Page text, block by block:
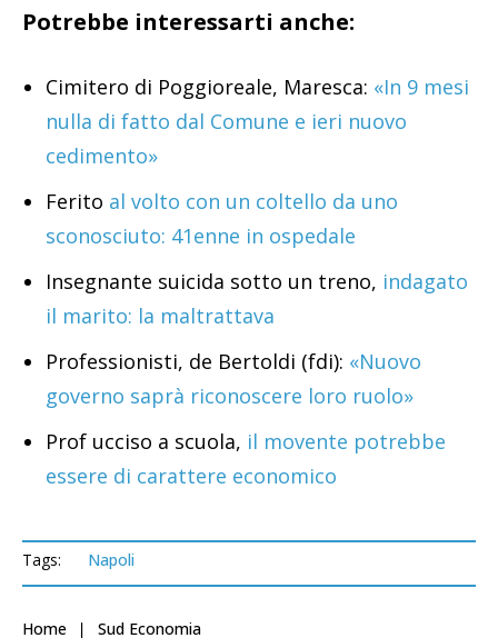
Potrebbe interessarti anche:
Cimitero di Poggioreale, Maresca: «In 9 mesi
nulla di fatto dal Comune e ieri nuovo
cedimento»
Ferito al volto con un coltello da uno
sconosciuto: 41enne in ospedale
Insegnante suicida sotto un treno, indagato
il marito: la maltrattava
Professionisti, de Bertoldi (fdi): «Nuovo
governo saprà riconoscere loro ruolo»
Prof ucciso a scuola, il movente potrebbe
essere di carattere economico
Tags: Napoli
Home Sud Economia